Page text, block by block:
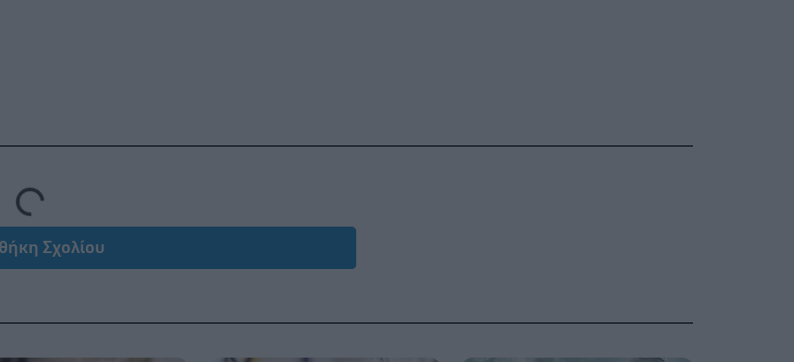
Loading...
Σχολίου